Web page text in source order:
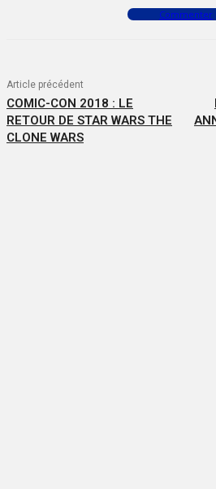
Commenter
Article précédent
COMIC-CON 2018 : LE
RETOUR DE STAR WARS THE
CLONE WARS